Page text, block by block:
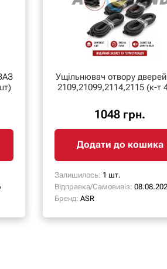
Ущільнювач отвору
2109,21099,2114,2115 (к-т
1048 грн.
Додати до кошика
Залишилось: 1 шт.
Відправка/Самовивіз:
Бренд: ASR